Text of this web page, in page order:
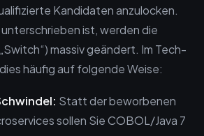
Kandidaten anzulocken.
ist, werden die
massiv geändert. Im Tech-
häufig auf folgende Weise:
Statt der beworbenen
sollen Sie COBOL/Java 7